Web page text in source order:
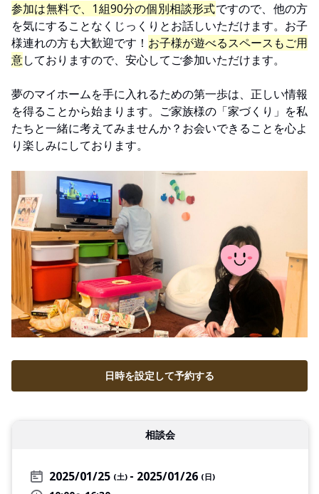
参加は無料で、1組90分の個別相談形式ですので、他の方
を気にすることなくじっくりとお話しいただけます。お子
様連れの方も大歓迎です！ お子様が遊べるスペースもご用
意しておりますので、安心してご参加いただけます。
夢のマイホームを手に入れるための第一歩は、正しい情報
を得ることから始まります。ご家族様の「家づくり」を私
たちと一緒に考えてみませんか？お会いできることを心よ
り楽しみにしております。
日時を設定して予約する
相談会
2025/01/25 (土) 2025/01/26 (日)